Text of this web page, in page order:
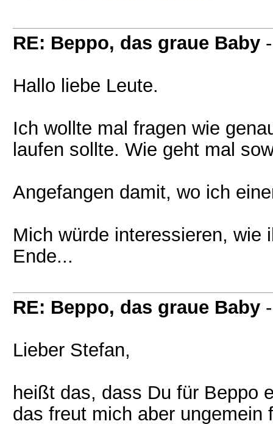
RE: Beppo, das graue Baby
Hallo liebe Leute.
Ich wollte mal fragen wie
laufen sollte. Wie geht mal
Angefangen damit, wo ich
Mich würde interessieren, wie
Ende...
RE: Beppo, das graue Baby
Lieber Stefan,
heißt das, dass Du für Beppo
das freut mich aber ungemein